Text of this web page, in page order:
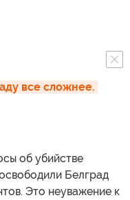
все сложнее.
об убийстве
Белград
Это неуважение к